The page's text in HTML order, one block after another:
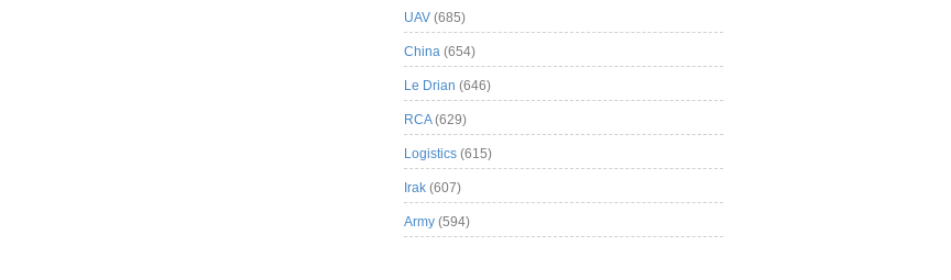
UAV (685)
China (654)
Le Drian (646)
RCA(629)
Logistics (615)
Irak (607)
Army (594)